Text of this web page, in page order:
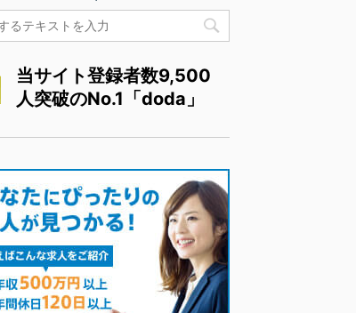
当サイト登録者数9,500
人突破のNo.1「doda」